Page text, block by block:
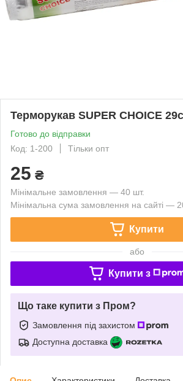
Терморукав SUPER CHOICE
Готово до відправки
Код: 1-200
Тільки опт
25 ₴
Мінімальне замовлення — 40 шт.
Мінімальна сума замовлення на сайті —
Купити
або
Купити з
Що таке купити з Пром?
Замовлення під захистом
Доступна доставка